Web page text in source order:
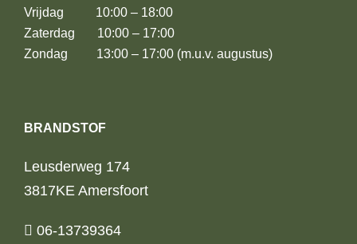
Vrijdag 10:00 – 18:00
Zaterdag 10:00 – 17:00
Zondag 13:00 – 17:00 (m.u.v. augustus)
BRANDSTOF
Leusderweg 174
3817KE Amersfoort
06-13739364